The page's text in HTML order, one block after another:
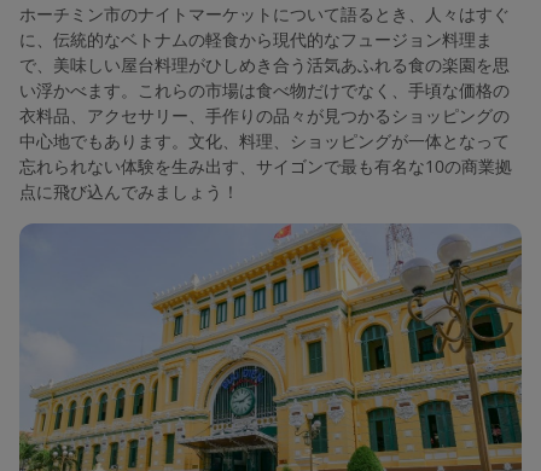
ホーチミン市のナイトマーケットについて語るとき、人々はすぐ
に、伝統的なベトナムの軽食から現代的なフュージョン料理ま
で、美味しい屋台料理がひしめき合う活気あふれる食の楽園を思
い浮かべます。これらの市場は食べ物だけでなく、手頃な価格の
衣料品、アクセサリー、手作りの品々が見つかるショッピングの
中心地でもあります。文化、料理、ショッピングが一体となって
忘れられない体験を生み出す、サイゴンで最も有名な10の商業拠
点に飛び込んでみましょう！